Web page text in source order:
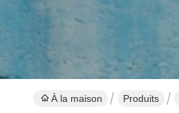
À la maison Produits